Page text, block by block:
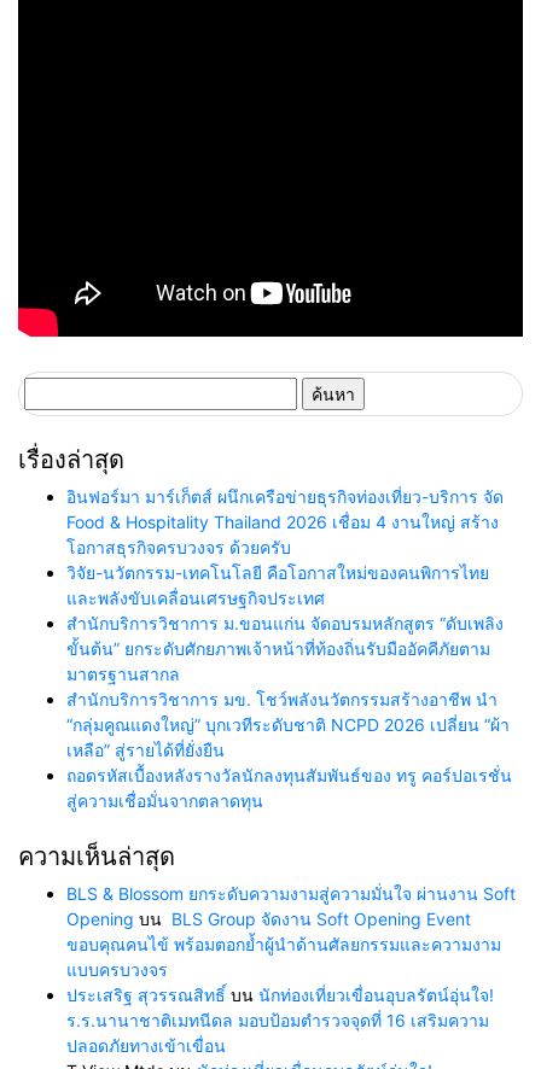
สำหรับ:
เรื่องล่าสุด
อินฟอร์มา มาร์เก็ตส์ ผนึกเครือข่ายธุรกิจท่องเที่ยว-บริการ จัด
Food & Hospitality Thailand 2026 เชื่อม 4 งานใหญ่ สร้าง
โอกาสธุรกิจครบวงจร ด้วยครับ
วิจัย-นวัตกรรม-เทคโนโลยี คือโอกาสใหม่ของคนพิการไทย
และพลังขับเคลื่อนเศรษฐกิจประเทศ
สำนักบริการวิชาการ ม.ขอนแก่น จัดอบรมหลักสูตร “ดับเพลิง
ขั้นต้น” ยกระดับศักยภาพเจ้าหน้าที่ท้องถิ่นรับมืออัคคีภัยตาม
มาตรฐานสากล
สำนักบริการวิชาการ มข. โชว์พลังนวัตกรรมสร้างอาชีพ นำ
“กลุ่มคูณแดงใหญ่” บุกเวทีระดับชาติ NCPD 2026 เปลี่ยน “ผ้า
เหลือ” สู่รายได้ที่ยั่งยืน
ถอดรหัสเบื้องหลังรางวัลนักลงทุนสัมพันธ์ของ ทรู คอร์ปอเรชั่น
สู่ความเชื่อมั่นจากตลาดทุน
ความเห็นล่าสุด
BLS & Blossom ยกระดับความงามสู่ความมั่นใจ ผ่านงาน Soft
Opening บน BLS Group จัดงาน Soft Opening Event
ขอบคุณคนไข้ พร้อมตอกย้ำผู้นำด้านศัลยกรรมและความงาม
แบบครบวงจร
ประเสริฐ สุวรรณสิทธิ์ บน นักท่องเที่ยวเขื่อนอุบลรัตน์อุ่นใจ!
ร.ร.นานาชาติเมทนีดล มอบป้อมตำรวจจุดที่ 16 เสริมความ
ปลอดภัยทางเข้าเขื่อน